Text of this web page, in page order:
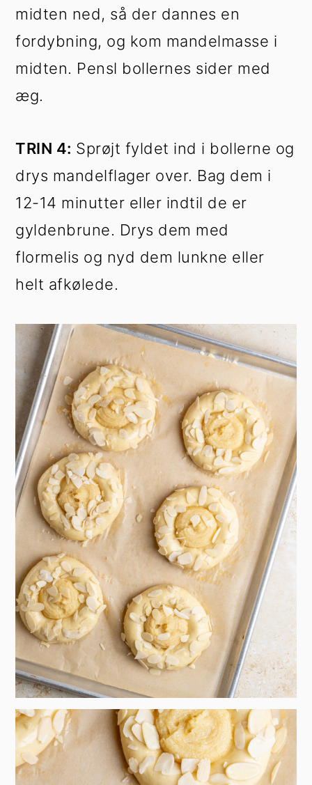
midten ned, så der dannes en
fordybning, og kom mandelmasse i
midten. Pensl bollernes sider med
æg.
TRIN 4: Sprøjt fyldet ind i bollerne og
drys mandelflager over. Bag dem i
12-14 minutter eller indtil de er
gyldenbrune. Drys dem med
flormelis og nyd dem lunkne eller
helt afkølede.